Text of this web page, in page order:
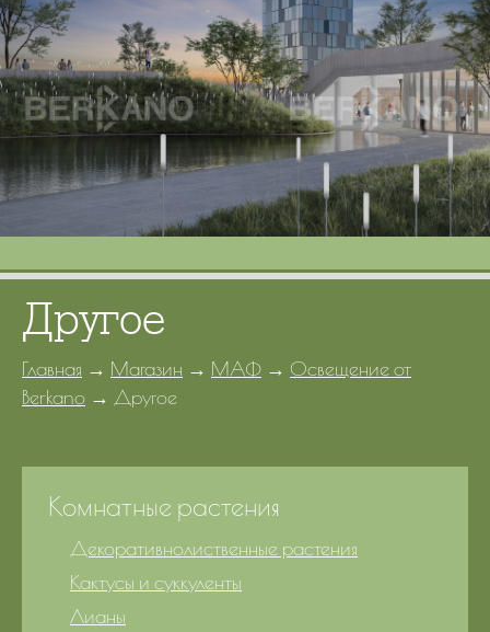
Другое
Главная → Магазин → МАФ → Освещение от
Berkano → Другое
Комнатные растения
Декоративнолиственные растения
Кактусы и суккуленты
Лианы
Главная
Услуги
Портфолио
Цены
Контакты